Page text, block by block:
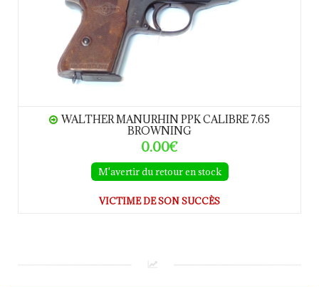
WALTHER MANURHIN PPK CALIBRE 7.65
BROWNING
0.00€
M'avertir du retour en stock
VICTIME DE SON SUCCÈS